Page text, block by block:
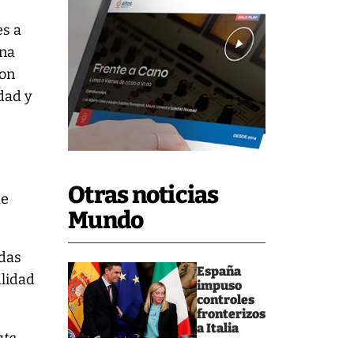
Otras noticias
Mundo
España
impuso
controles
fronterizos
a Italia
a
y